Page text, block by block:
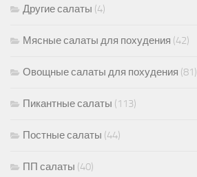
Другие салаты (4)
Мясные салаты для похудения (42)
Овощные салаты для похудения (81)
Пикантные салаты (113)
Постные салаты (44)
ПП салаты (40)